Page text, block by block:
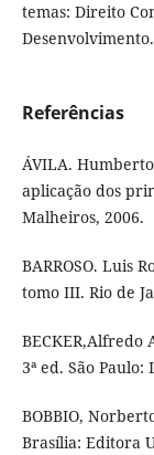
temas: Direito
Desenvolvimento.
Referências
ÁVILA.
aplicação dos
Malheiros, 2006.
BARROSO. Luis
tomo III. Rio de
3ª ed. São Paulo:
BOBBIO,
Brasília: Editora